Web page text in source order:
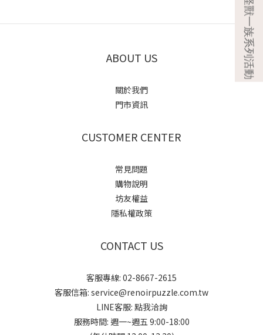
ABOUT US
關於我們
門市資訊
CUSTOMER CENTER
常見問題
購物說明
坊友權益
隱私權政策
CONTACT US
客服專線: 02-8667-2615
客服信箱: service@renoirpuzzle.com.tw
LINE客服: 點我洽詢
服務時間: 週一~週五 9:00-18:00